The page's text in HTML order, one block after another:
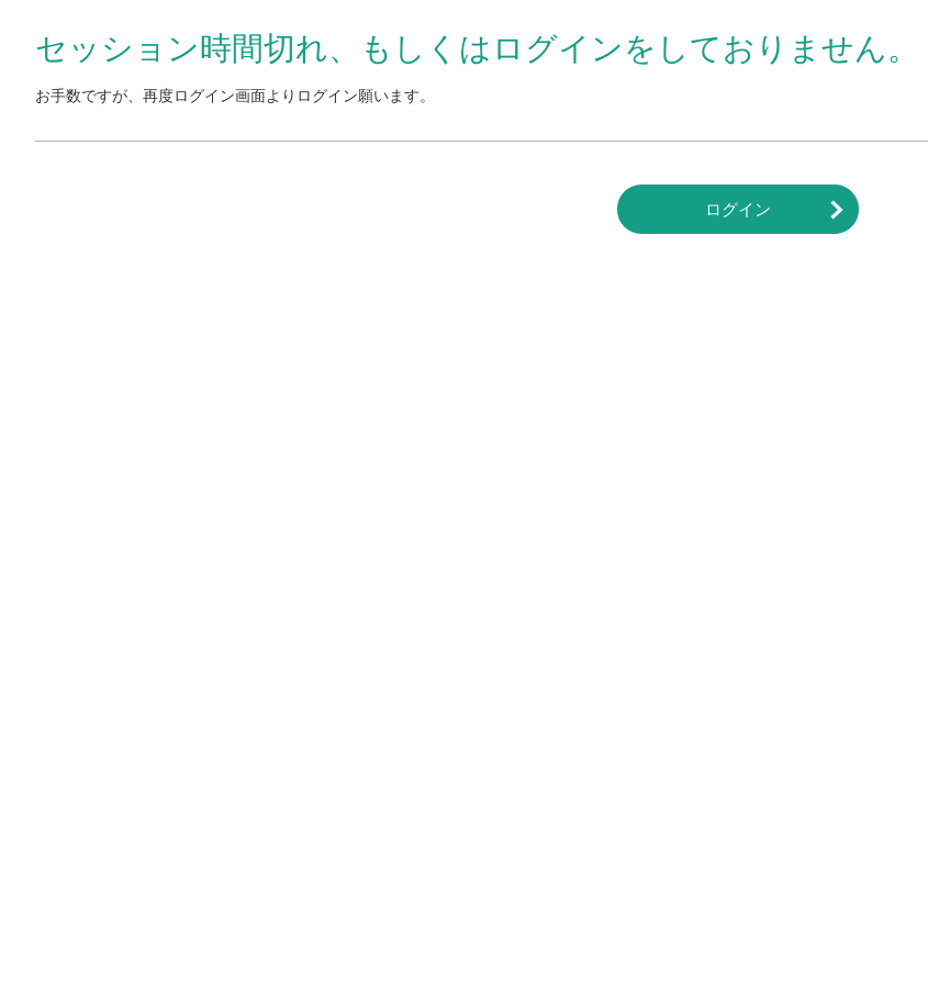
セッション時間切れ、もしくはログインをしておりません。
お手数ですが、再度ログイン画面よりログイン願います。
ログイン